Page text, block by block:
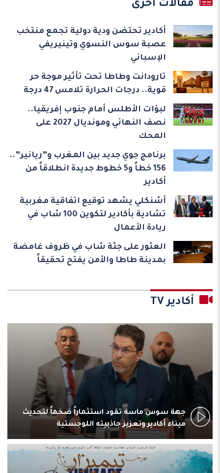
مقالات أخرى
أكادير تحتضن ودية دولية تجمع منتخب
عصبة سوس النسوي وتينيريفي
الإسباني
تارودانت وطاطا تحت تأثير موجة حر
قوية.. درجات الحرارة تلامس 47 درجة
لبؤات الأطلس أمام جنوب إفريقيا..
نصف النهائي ومونديال 2027 على
المحك
برنامج جوي جديد بين المغرب و”ريانير”..
156 خطاً و5 خطوط جديدة انطلاقاً من
أكادير
أشنكلي يشهد توقيع اتفاقية مغربية
تشادية بأكادير لتكوين 100 شاب في
ريادة الأعمال
العثور على جثة شاب في ظروف غامضة
بمدينة طاطا والأمن يفتح تحقيقاً
أكادير TV
جهة سوس ماسة تقود استثماراً ضخماً لتحديث
ميناء أكادير وتعزيز جاذبيته اللوجستية